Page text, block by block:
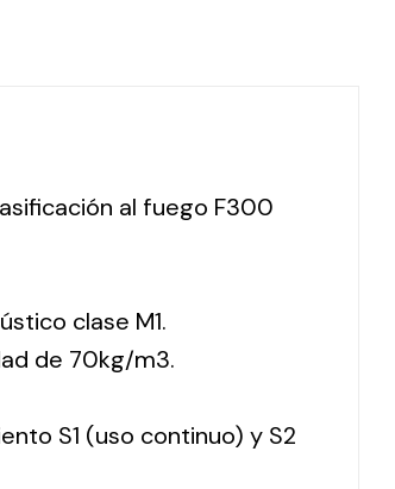
al fuego F300
clase M1.
de 70kg/m3.
S1 (uso continuo) y S2